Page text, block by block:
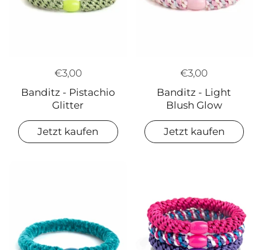
€3,00
Banditz - Pistachio
Glitter
Jetzt kaufen
€3,00
Banditz - Light
Blush Glow
Jetzt kaufen